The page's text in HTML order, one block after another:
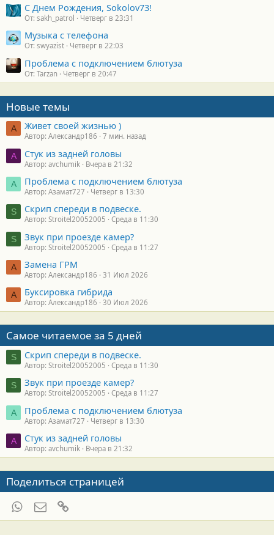
С Днем Рождения, Sokolov73!
От: sakh_patrol Четверг в 23:31
Музыка с телефона
От: swyazist Четверг в 22:03
Проблема с подключением блютуза
От: Tarzan Четверг в 20:47
Новые темы
А Живет своей жизнью )
Автор: Александр186 7 мин. назад
A Стук из задней головы
Автор: avchumik Вчера в 21:32
А Проблема с подключением блютуза
Автор: Азамат727 Четверг в 13:30
S Скрип спереди в подвеске.
Автор: Stroitel20052005 Среда в 11:30
S Звук при проезде камер?
Автор: Stroitel20052005 Среда в 11:27
А Замена ГРМ
Автор: Александр186 31 Июл 2026
А Буксировка гибрида
Автор: Александр186 30 Июл 2026
Самое читаемое за 5 дней
S Скрип спереди в подвеске.
Автор: Stroitel20052005 Среда в 11:30
S Звук при проезде камер?
Автор: Stroitel20052005 Среда в 11:27
А Проблема с подключением блютуза
Автор: Азамат727 Четверг в 13:30
A Стук из задней головы
Автор: avchumik Вчера в 21:32
Поделиться страницей
WhatsAppЭлектронная почта